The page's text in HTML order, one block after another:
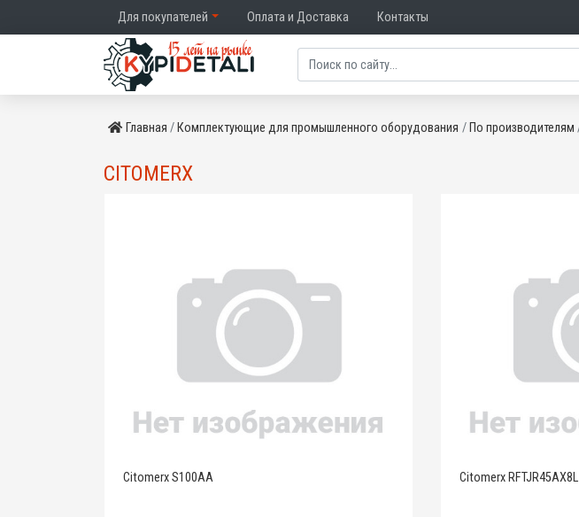
Для покупателей Оплата и Доставка Контакты
Главная Комплектующие для промышленного оборудования По производителям
CITOMERX
Citomerx S100AA Citomerx RFTJR45AX8L